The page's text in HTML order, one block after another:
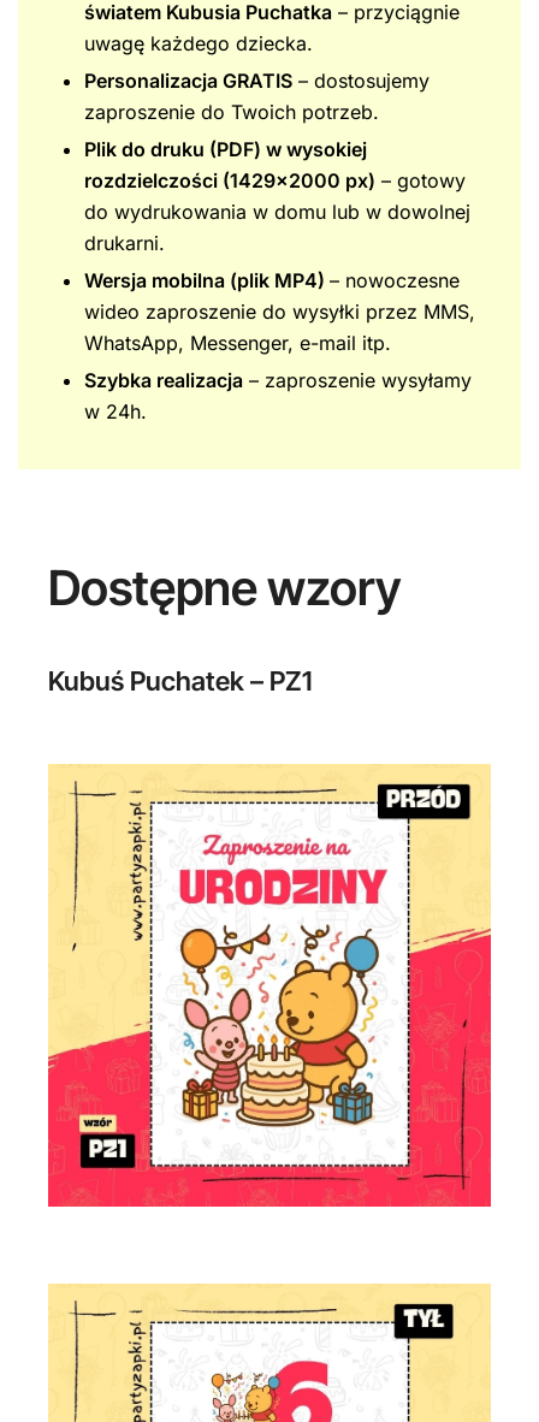
światem Kubusia Puchatka – przyciągnie
uwagę każdego dziecka.
Personalizacja GRATIS – dostosujemy
zaproszenie do Twoich potrzeb.
Plik do druku (PDF) w wysokiej
rozdzielczości (1429×2000 px) – gotowy
do wydrukowania w domu lub w dowolnej
drukarni.
Wersja mobilna (plik MP4) – nowoczesne
wideo zaproszenie do wysyłki przez MMS,
WhatsApp, Messenger, e-mail itp.
Szybka realizacja – zaproszenie wysyłamy
w 24h.
Dostępne wzory
Kubuś Puchatek – PZ1